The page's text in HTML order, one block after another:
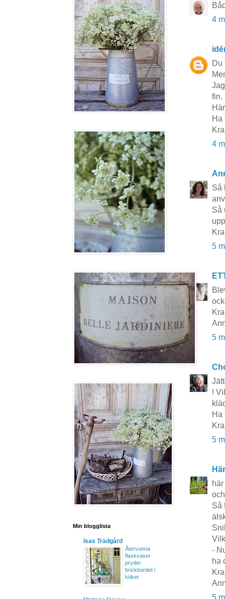
4
Du
fin.
Ha
4
Så
Så
5
5
!
Ha
5
Så
-
ha
5
Min blogglista
Isas Trädgård
Återvunna
flaskvaser
pryder
brickbordet i
köket